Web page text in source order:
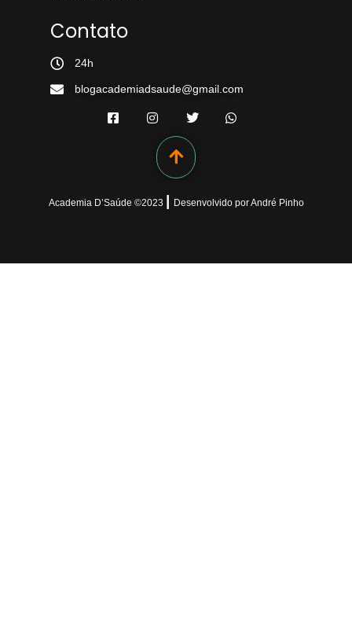
Contato
24h
blogacademiadsaude@gmail.com
Academia D’Saúde ©2023 | DesenvolvidoporAndré Pinho